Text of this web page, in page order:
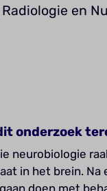
en
onderzoek
neurobiologie
in het brein.
doen met